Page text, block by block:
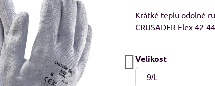
Krátké teplu odolné
CRUSADER Flex 42-
Velikost